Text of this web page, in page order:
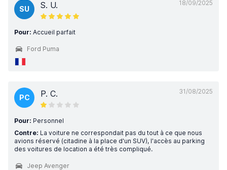
18/09/2025
SU S. U.
Pour: Accueil parfait
Ford Puma
31/08/2025
PC P. C.
Pour: Personnel
Contre: La voiture ne correspondait pas du tout à ce que nous
avions réservé (citadine à la place d'un SUV), l'accès au parking
des voitures de location a été très compliqué.
Jeep Avenger